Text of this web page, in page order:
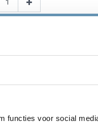
functies voor social